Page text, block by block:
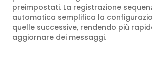
preimpostati. La registrazione
automatica semplifica la
quelle successive, rendendo più
aggiornare dei messaggi.